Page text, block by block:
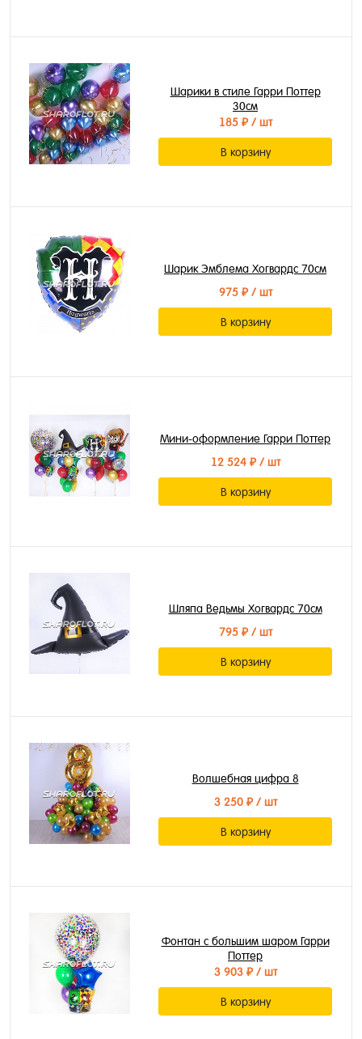
Шарики в стиле Гарри Поттер
30см
185 ₽/ шт
В корзину
Шарик Эмблема Хогвардс 70см
975 ₽/ шт
В корзину
Мини-оформление Гарри Поттер
12 524 ₽/ шт
В корзину
Шляпа Ведьмы Хогвардс 70см
795 ₽/ шт
В корзину
Волшебная цифра 8
3 250 ₽/ шт
В корзину
Фонтан с большим шаром Гарри
Поттер
3 903 ₽/ шт
В корзину